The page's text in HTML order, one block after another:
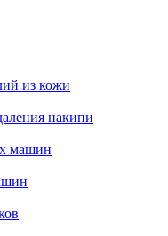
из кожи
накипи
машин